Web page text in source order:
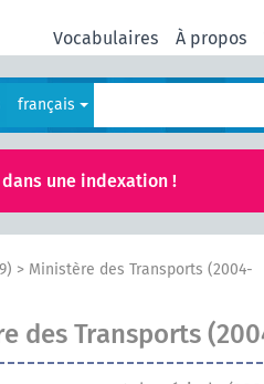
Vocabulaires À propos
français
une indexation !
> Ministère des Transports (2004-
des Transports